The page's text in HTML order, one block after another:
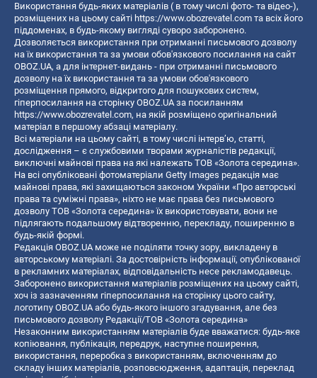
Використання будь-яких матеріалів ( в тому числі фото- та відео-),
розміщених на цьому сайті https://www.obozrevatel.com та всіх його
піддоменах, в будь-якому вигляді суворо заборонено.
Дозволяється використання при отриманні письмового дозволу
на їх використання та за умови обов'язкового посилання на сайт
OBOZ.UA, а для інтернет-видань - при отриманні письмового
дозволу на їх використання та за умови обов'язкового
розміщення прямого, відкритого для пошукових систем,
гіперпосилання на сторінку OBOZ.UA за посиланням
https://www.obozrevatel.com, на якій розміщено оригінальний
матеріал в першому абзаці матеріалу.
Всі матеріали на цьому сайті, в тому числі інтерв’ю, статті,
дослідження – є службовими творами журналістів редакції,
виключні майнові права на які належать ТОВ «Золота середина».
На всі опубліковані фотоматеріали Getty Images редакція має
майнові права, які захищаються законом України «Про авторські
права та суміжні права», ніхто не має права без письмового
дозволу ТОВ «Золота середина» їх використовувати, вони не
підлягають подальшому відтворенню, перекладу, поширенню в
будь-якій формі.
Редакція OBOZ.UA може не поділяти точку зору, викладену в
авторському матеріалі. За достовірність інформації, опублікованої
в рекламних матеріалах, відповідальність несе рекламодавець.
Заборонено використання матеріалів розміщених на цьому сайті,
хоч із зазначенням гіперпосилання на сторінку цього сайту,
логотипу OBOZ.UA або будь-якого іншого згадування, але без
письмового дозволу Редакції/ТОВ «Золота середина»
Незаконним використанням матеріалів буде вважатися: будь-яке
копiювання, публiкацiя, передрук, наступне поширення,
використання, переробка з використанням, включенням до
складу інших матеріалів, розповсюдження, адаптація, переклад